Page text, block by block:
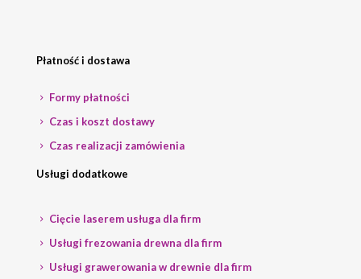
Płatność i dostawa
Formy płatności
Czas i koszt dostawy
Czas realizacji zamówienia
Usługi dodatkowe
Cięcie laserem usługa dla firm
Usługi frezowania drewna dla firm
Usługi grawerowania w drewnie dla firm